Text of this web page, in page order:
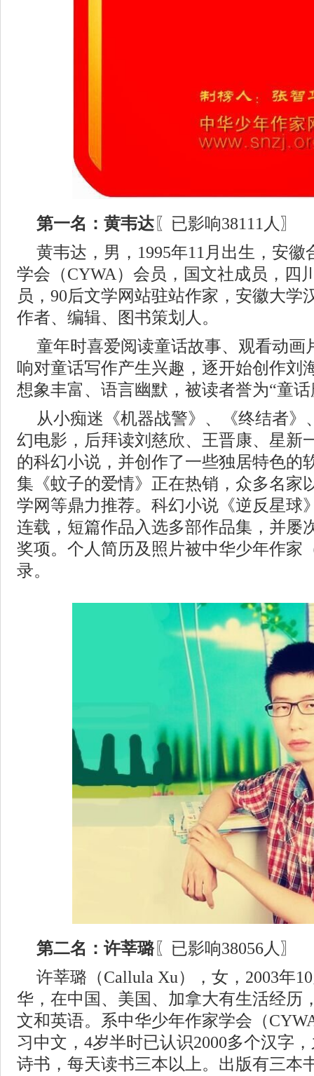
第一名：黄韦达〖已影响38111人〗
黄韦达，男，1995年11月出生，安
学会（CYWA）会员，国文社成员，四
员，90后文学网站驻站作家，安徽大学
作者、编辑、图书策划人。
童年时喜爱阅读童话故事、观看动画
响对童话写作产生兴趣，逐开始创作刘
想象丰富、语言幽默，被读者誉为“童
从小痴迷《机器战警》、《终结者》
幻电影，后拜读刘慈欣、王晋康、星新
的科幻小说，并创作了一些独居特色的
集《蚊子的爱情》正在热销，众多名家
学网等鼎力推荐。科幻小说《逆反星球
连载，短篇作品入选多部作品集，并屡
奖项。个人简历及照片被中华少年作家
录。
第二名：许莘璐〖已影响38056人〗
许莘璐（Callula Xu），女，2003年
华，在中国、美国、加拿大有生活经历
文和英语。系中华少年作家学会（
习中文，4岁半时已认识2000多个汉字
诗书，每天读书三本以上。出版有三本